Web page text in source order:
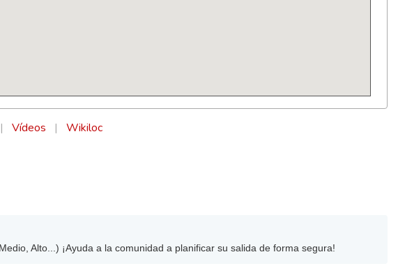
| Vídeos | Wikiloc
Alto...) ¡Ayuda a la comunidad a planificar su salida de forma segura!